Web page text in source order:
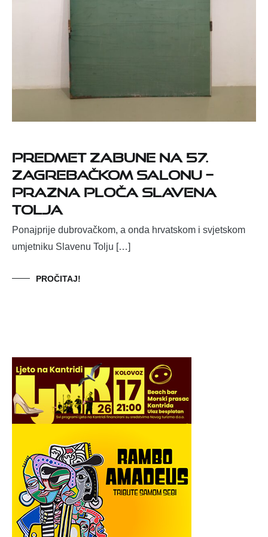
Predmet zabune na 57.
zagrebačkom salonu –
prazna ploča Slavena
Tolja
Ponajprije dubrovačkom, a onda hrvatskom i svjetskom
umjetniku Slavenu Tolju […]
PROČITAJ!